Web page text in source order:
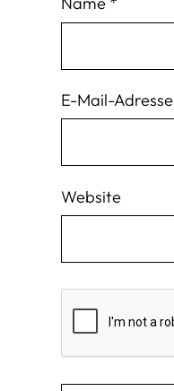
E-Mail-Adresse
Website